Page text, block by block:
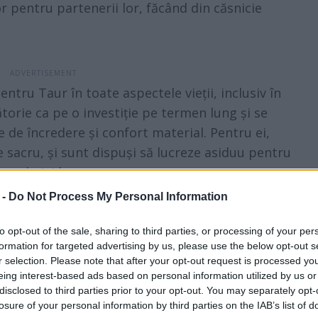
- Do Not Process My Personal Information
opt-out of the sale, sharing to third parties, or processing of your
for targeted advertising by us, please use the below opt-out
selection. Please note that after your opt-out request is processed
interest-based ads based on personal information utilized by us
to third parties prior to your opt-out. You may separately
of your personal information by third parties on the IAB’s list of
pentru partenerii lor, făcând din căsnicie
Taur în toate aspectele vieții, inclusiv în
ca pe o investiție pe termen lung și se
de încredere și confort material. Pentru ei,
și sunt dispuși să lucreze asiduu pentru
relației lor.
caracteristică, văzând-o ca pe o
Sunt extrem de loiali și văd
un obiectiv de top în viața lor. Prin natura
să lucreze din greu pentru a menține
lor.